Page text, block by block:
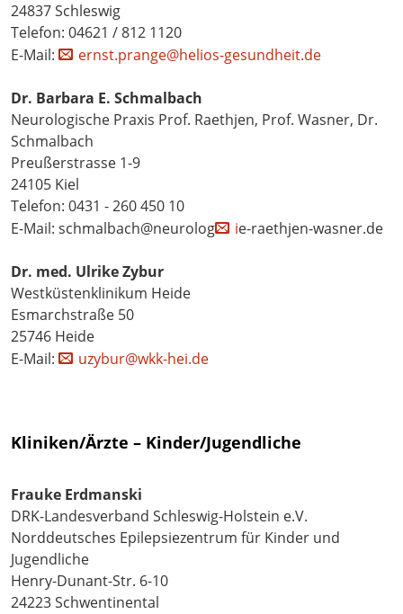
24837 Schleswig
Telefon: 04621 / 812 1120
E-Mail:
ernst.prange@helios-gesundheit.de
Dr. Barbara E. Schmalbach
Neurologische Praxis Prof. Raethjen, Prof. Wasner, Dr.
Schmalbach
Preußerstrasse 1-9
24105 Kiel
Telefon: 0431 - 260 450 10
E-Mail: schmalbach@neurolog
ie-raethjen-wasner.de
Dr. med. Ulrike Zybur
Westküstenklinikum Heide
Esmarchstraße 50
25746 Heide
E-Mail:
uzybur@wkk-hei.de
Kliniken/Ärzte – Kinder/Jugendliche
Frauke Erdmanski
DRK-Landesverband Schleswig-Holstein e.V.
Norddeutsches Epilepsiezentrum für Kinder und
Jugendliche
Henry-Dunant-Str. 6-10
24223 Schwentinental